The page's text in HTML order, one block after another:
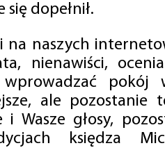
dopełnił.
na naszych
nienawiści,
wprowadzać
ale pozostanie
Wasze głosy,
księdza